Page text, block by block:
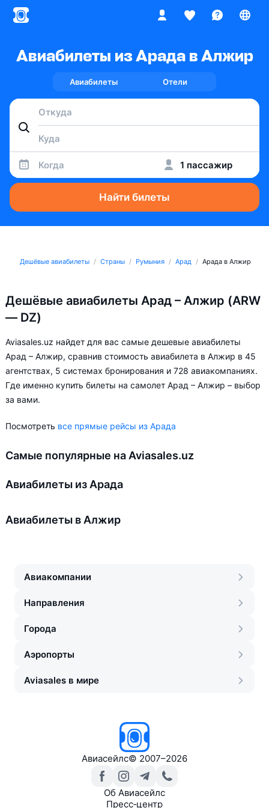
Авиабилеты из Арада в Алжир
Авиабилеты Отели
Когда 1 пассажир
Найти билеты
Дешёвые авиабилеты Страны Румыния Арад Арада в Алжир
Дешёвые авиабилеты Арад – Алжир (ARW
— DZ)
Aviasales.uz найдет для вас самые дешевые авиабилеты
Арад – Алжир, сравнив стоимость авиабилета в Алжир в 45
агентствах, 5 системах бронирования и 728 авиакомпаниях.
Где именно купить билеты на самолет Арад – Алжир – выбор
за вами.
Посмотреть все прямые рейсы из Арада
Самые популярные на Aviasales.uz
Авиабилеты из Арада
Авиабилеты в Алжир
Авиакомпании
Направления
Города
Аэропорты
Aviasales в мире
Авиасейлс© 2007–2026
Об Авиасейлс
Пресс‑центр